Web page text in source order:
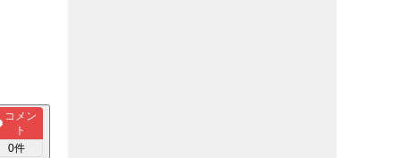
コメン
ト
0件